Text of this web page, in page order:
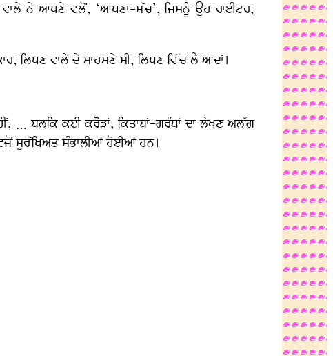
ਵਾਲੇ ਨੇ ਆਪਣੇ ਵਲੋਂ, ‘ਆਪਣਾ-ਸੱਚ’, ਜਿਸਨੂੰ ਉਹ ਰਾਈਟਰ,
ਲਿਖਣ ਵਾਲੇ ਦੇ ਸਾਹਮਣੇ ਸੀ, ਲਿਖਣ ਵਿੱਚ ਲੈ ਆਦਾਂ।
… ਬਲਕਿ ਕਈ ਕਰੋੜਾਂ, ਕਿਤਾਬਾਂ-ਗਰੰਥਾਂ ਦਾ ਲੇਖਣ ਅਲੱਗ
ਵਜੋਂ ਸੁਰੱਖਿਅਤ ਸੰਭਾਲੀਆਂ ਹੋਈਆਂ ਹਨ।